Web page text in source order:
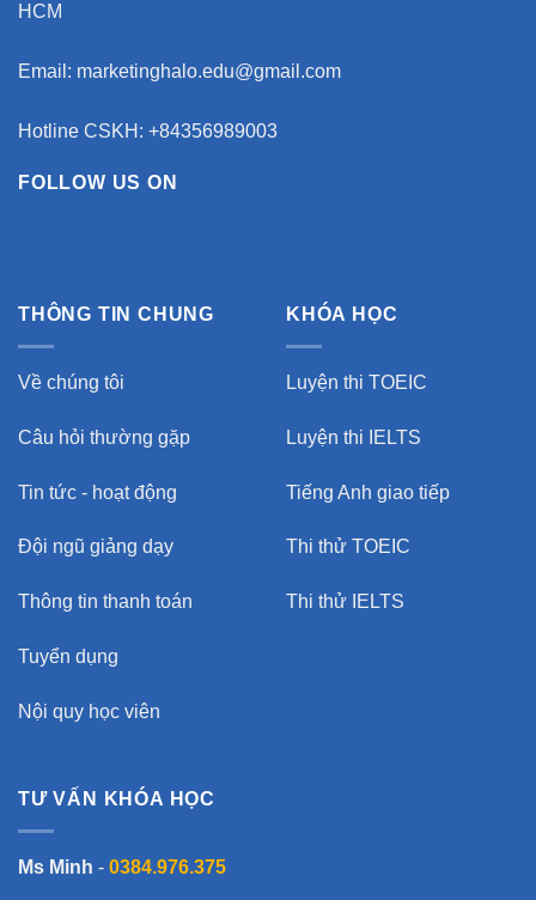
HCM
Email: marketinghalo.edu@gmail.com
Hotline CSKH: +84356989003
FOLLOW US ON
THÔNG TIN CHUNG
Về chúng tôi
Câu hỏi thường gặp
Tin tức - hoạt động
Đội ngũ giảng dạy
Thông tin thanh toán
Tuyển dụng
Nội quy học viên
KHÓA HỌC
Luyện thi TOEIC
Luyện thi IELTS
Tiếng Anh giao tiếp
Thi thử TOEIC
Thi thử IELTS
TƯ VẤN KHÓA HỌC
Ms Minh - 0384.976.375